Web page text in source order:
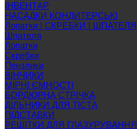
ІНВЕНТАР
НАСАДКИ КОНДИТЕРСЬКІ
Лопатки | СКРЕБКИ | ШПАТЕЛЯ
Шпателя
Лопатки
Скребки
Пензлики
ВІНЧИКИ
МІРНІ ЄМНОСТІ
БОРДЮРНА СТРІЧКА
ДІЛЬНИКИ ДЛЯ ТІСТА
ПІДСТАВКИ
РЕШІТКИ ДЛЯ ГЛАЗУРУВАННЯ